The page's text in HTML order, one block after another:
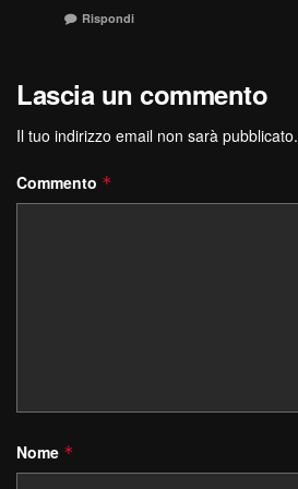
Rispondi
Lascia un commento
Il tuo indirizzo email non sarà pubblicato.
Commento *
Nome *